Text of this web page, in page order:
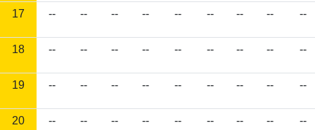
17 -- -- -- -- -- -- -- -- --
18 -- -- -- -- -- -- -- -- --
19 -- -- -- -- -- -- -- -- --
20 -- -- -- -- -- -- -- -- --